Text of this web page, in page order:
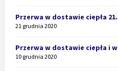
Przerwa w dostawie ciepła
21 grudnia 2020
Przerwa w dostawie ciepła i
10 grudnia 2020